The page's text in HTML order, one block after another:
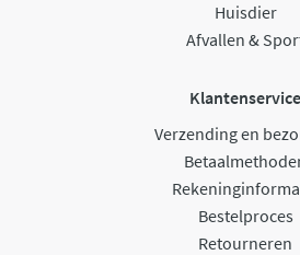
Huisdier
Afvallen &
Klantenservice
Verzending en
Bestelproces
Retourneren